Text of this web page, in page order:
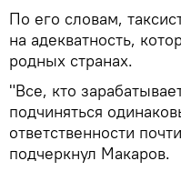
По его словам,
на адекватность,
родных странах.
"Все, кто
подчиняться
ответственности
подчеркнул Макаров.